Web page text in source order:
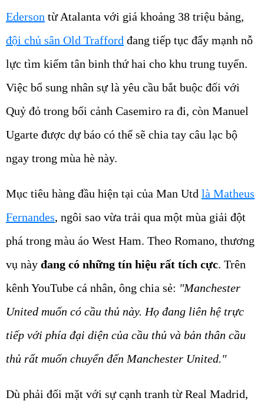
Ederson từ Atalanta với giá khoảng 38 triệu bảng,
đội chủ sân Old Trafford đang tiếp tục đẩy mạnh nỗ
lực tìm kiếm tân binh thứ hai cho khu trung tuyến.
Việc bổ sung nhân sự là yêu cầu bắt buộc đối với
Quỷ đỏ trong bối cảnh Casemiro ra đi, còn Manuel
Ugarte được dự báo có thể sẽ chia tay câu lạc bộ
ngay trong mùa hè này.
Mục tiêu hàng đầu hiện tại của Man Utd là Matheus
Fernandes, ngôi sao vừa trải qua một mùa giải đột
phá trong màu áo West Ham. Theo Romano, thương
vụ này đang có những tín hiệu rất tích cực. Trên
kênh YouTube cá nhân, ông chia sẻ: "Manchester
United muốn có cầu thủ này. Họ đang liên hệ trực
tiếp với phía đại diện của cầu thủ và bản thân cầu
thủ rất muốn chuyển đến Manchester United."
Dù phải đối mặt với sự cạnh tranh từ Real Madrid,